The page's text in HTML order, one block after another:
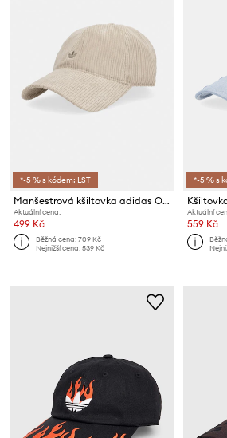
*-5 % s kódem: LST
Manšestrová kšiltovka adidas Originals
Aktuální cena:
499 Kč
Běžná cena:709 Kč
Nejnižší cena:539 Kč
*-5 % s
Aktuální
559 Kč